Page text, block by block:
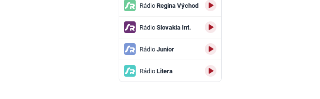
RádioRegina Východ
RádioSlovakia Int.
RádioJunior
RádioLitera